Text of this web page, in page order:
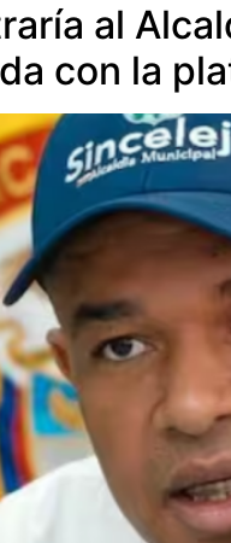
al
con la